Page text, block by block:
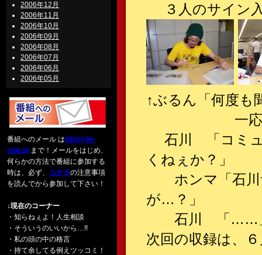
2006年12月
2006年11月
2006年10月
2006年09月
2006年08月
2006年07月
2006年06月
2006年05月
番組へのメール は biho@be-
side.jp まで！メールをはじめ、
何らかの方法で番組に参加する
時は、必ず、 コチラの注意事項
を読んでから参加して下さい！
↓現在のコーナー
・知らねぇよ！人生相談
・そういうのいいから…!!
・私の頭の中の格言
・持て余してる例えツッコミ！
３人のサイン
↑ぶるん「何度も
一応“パー
石川 「コミュ
くねぇか？」
ホンマ「石川
が…？」
石川 「……
次回の収録は、